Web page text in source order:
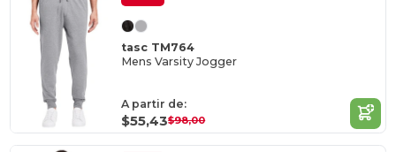
tasc TM764
Mens Varsity Jogger
A partir de:
$55,43$98,00